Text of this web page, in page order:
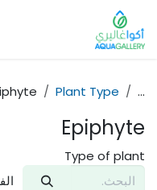
تخطي للذهاب إلى المحتوى
...
Plant Type
Epiphyte
Type of plant